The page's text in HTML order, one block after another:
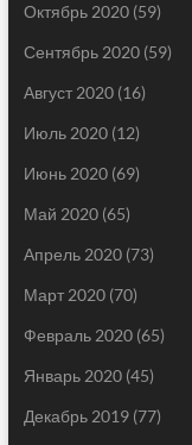
Октябрь 2020(59)
Сентябрь 2020(59)
Август 2020(16)
Июль 2020(12)
Июнь 2020(69)
Май 2020(65)
Апрель 2020(73)
Март 2020(70)
Февраль 2020(65)
Январь 2020(45)
Декабрь 2019(77)